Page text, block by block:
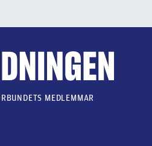
MEDLEMMAR